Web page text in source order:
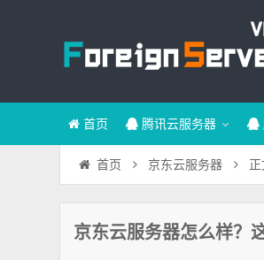
首页 腾讯云服务器
首页 京东云服务器
京东云服务器怎么样？